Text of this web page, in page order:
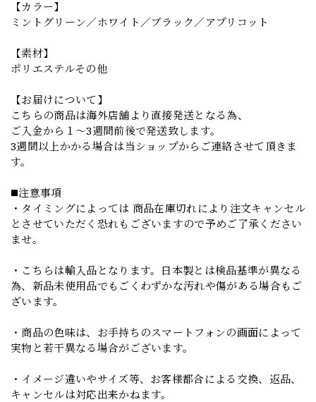
【カラー】
ミントグリーン／ホワイト／ブラック／アプリコット
【素材】
ポリエステルその他
【お届けについて】
こちらの商品は海外店舗より直接発送となる為、
ご入金から１～3週間前後で発送致します。
3週間以上かかる場合は当ショップからご連絡させて頂きま
す。
◼️注意事項
・タイミングによっては 商品在庫切れにより注文キャンセル
とさせていただく恐れもございますので予めご了承ください
ませ。
・こちらは輸入品となります。日本製とは検品基準が異なる
為、新品未使用品でもごくわずかな汚れや傷がある場合もご
ざいます。
・商品の色味は、お手持ちのスマートフォンの画面によって
実物と若干異なる場合がございます。
・イメージ違いやサイズ等、お客様都合による交換、返品、
キャンセルは対応出来かねます。